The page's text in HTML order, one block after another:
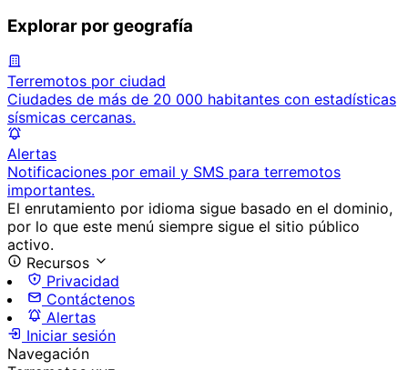
Explorar por geografía
Terremotos por ciudad
Ciudades de más de 20 000 habitantes con estadísticas
sísmicas cercanas.
Alertas
Notificaciones por email y SMS para terremotos
importantes.
El enrutamiento por idioma sigue basado en el dominio,
por lo que este menú siempre sigue el sitio público
activo.
Recursos
Privacidad
Contáctenos
Alertas
Iniciar sesión
Navegación